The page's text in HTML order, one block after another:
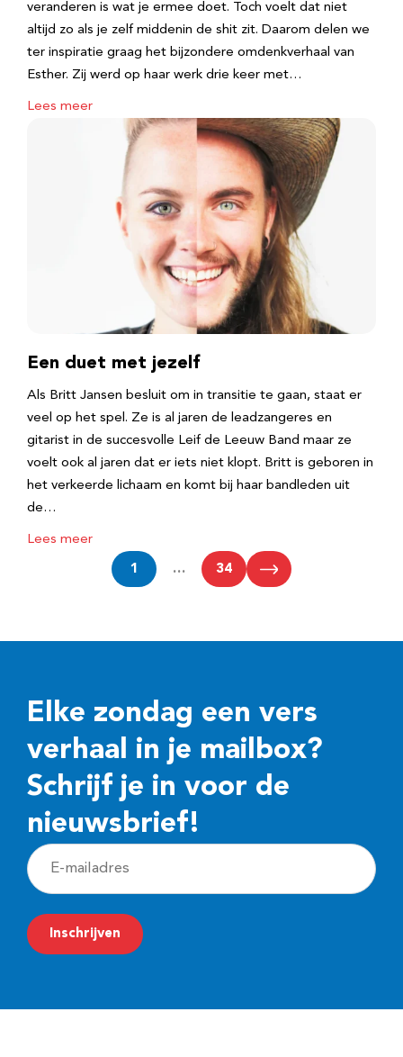
veranderen is wat je ermee doet. Toch voelt dat niet
altijd zo als je zelf middenin de shit zit. Daarom delen we
ter inspiratie graag het bijzondere omdenkverhaal van
Esther. Zij werd op haar werk drie keer met…
Lees meer
Een duet met jezelf
Als Britt Jansen besluit om in transitie te gaan, staat er
veel op het spel. Ze is al jaren de leadzangeres en
gitarist in de succesvolle Leif de Leeuw Band maar ze
voelt ook al jaren dat er iets niet klopt. Britt is geboren in
het verkeerde lichaam en komt bij haar bandleden uit
de…
Lees meer
1 … 34
Elke zondag een vers
verhaal in je mailbox?
Schrijf je in voor de
nieuwsbrief!
E
-
m
a
Inschrijven